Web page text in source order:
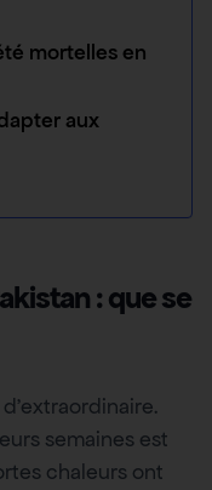
mortelles en
aux
: que se
semaines est
chaleurs ont